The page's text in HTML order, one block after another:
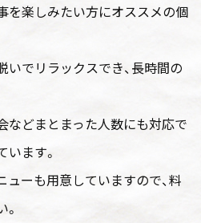
を楽しみたい方にオススメの個
でリラックスでき、長時間の
などまとまった人数にも対応で
ます。
ーも用意していますので、料